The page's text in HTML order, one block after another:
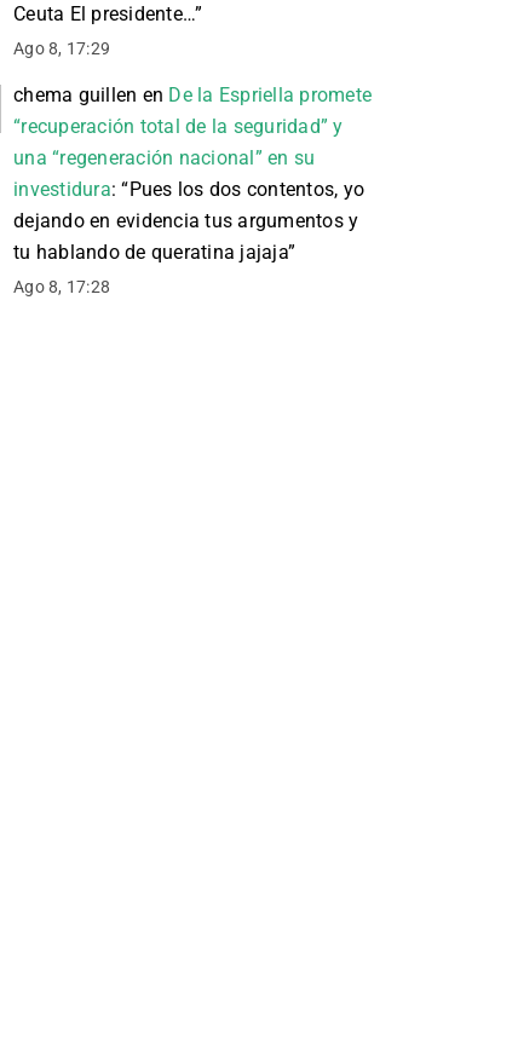
Ceuta El presidente…”
Ago 8, 17:29
chema guillen en De la Espriella promete
“recuperación total de la seguridad” y
una “regeneración nacional” en su
investidura: “Pues los dos contentos, yo
dejando en evidencia tus argumentos y
tu hablando de queratina jajaja”
Ago 8, 17:28